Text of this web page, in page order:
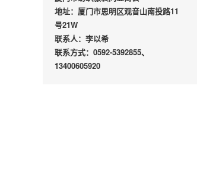
地址：厦门市思明区观音山南投路11
号21W
联系人：李以希
联系方式：0592-5392855、
13400605920